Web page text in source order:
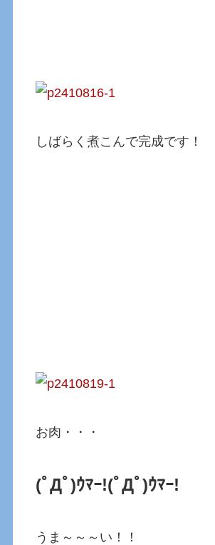
しばらく煮こんで完成です！
お肉・・・
(ﾟДﾟ)ｳﾏｰ!(ﾟДﾟ)ｳﾏｰ!
うま～～～い！！